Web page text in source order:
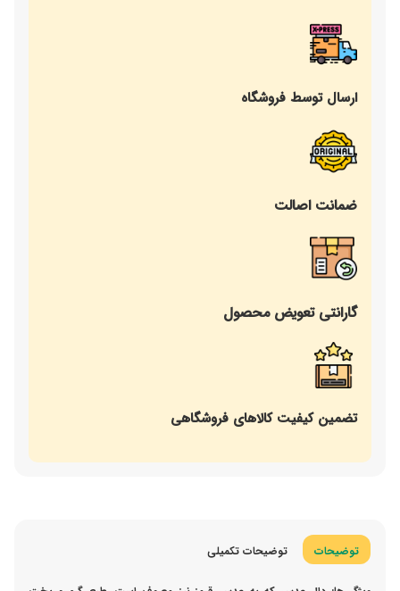
ارسال توسط فروشگاه
ضمانت اصالت
گارانتی تعویض محصول
تضمین کیفیت کالاهای فروشگاهی
توضیحات توضیحات تکمیلی